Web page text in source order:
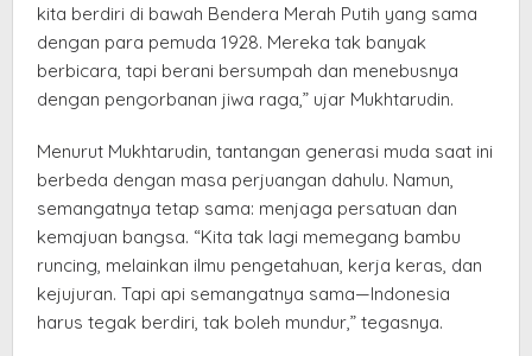
kita berdiri di bawah Bendera Merah Putih yang sama
dengan para pemuda 1928. Mereka tak banyak
berbicara, tapi berani bersumpah dan menebusnya
dengan pengorbanan jiwa raga,” ujar Mukhtarudin.
Menurut Mukhtarudin, tantangan generasi muda saat ini
berbeda dengan masa perjuangan dahulu. Namun,
semangatnya tetap sama: menjaga persatuan dan
kemajuan bangsa. “Kita tak lagi memegang bambu
runcing, melainkan ilmu pengetahuan, kerja keras, dan
kejujuran. Tapi api semangatnya sama—Indonesia
harus tegak berdiri, tak boleh mundur,” tegasnya.